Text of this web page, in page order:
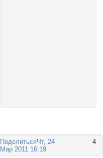
Поделиться 4
Чт, 24
Мар 2011 16:19